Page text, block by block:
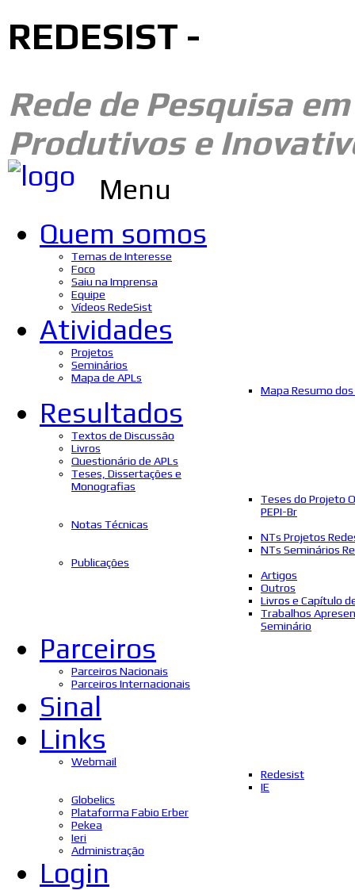
REDESIST -
Rede de Pesquisa
Produtivos e
Menu
Quem somos
Temas de Interesse
Foco
Saiu na Imprensa
Equipe
Vídeos RedeSist
Atividades
Projetos
Seminários
Mapa de APLs
Mapa Resumo dos
Resultados
Textos de Discussão
Livros
Questionário de APLs
Teses, Dissertações e
Monografias
Teses do Projeto
PEPI-Br
Notas Técnicas
NTs Projetos
NTs Seminários
Publicações
Artigos
Outros
Livros e Capítulo
Trabalhos
Seminário
Parceiros
Parceiros Nacionais
Parceiros Internacionais
Sinal
Links
Webmail
Redesist
IE
Globelics
Plataforma Fabio Erber
Pekea
Ieri
Administração
Login